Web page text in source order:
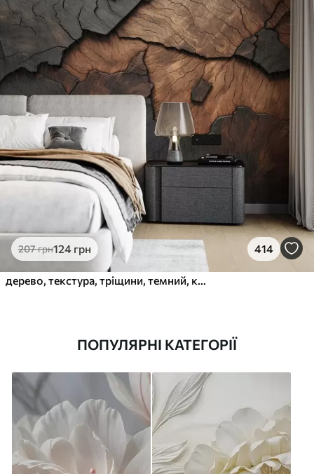
207грн124 грн 414
ПОПУЛЯРНІ КАТЕГОРІЇ